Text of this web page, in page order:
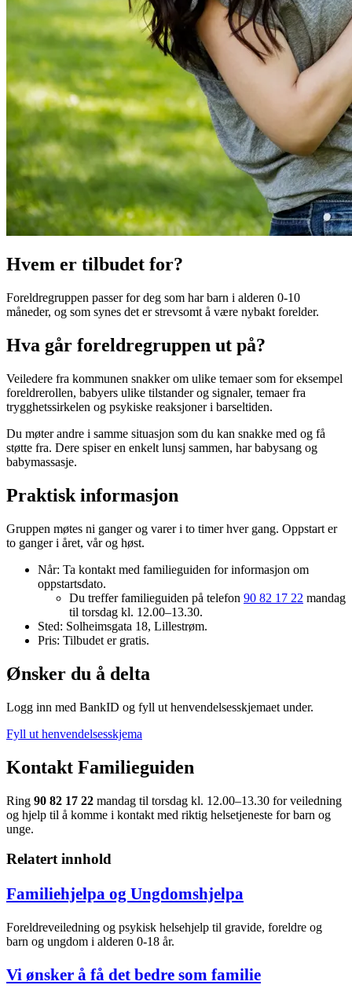
Hvem er tilbudet for?
Foreldregruppen passer for deg som har barn i alderen 0-10
måneder, og som synes det er strevsomt å være nybakt forelder.
Hva går foreldregruppen ut på?
Veiledere fra kommunen snakker om ulike temaer som for eksempel
foreldrerollen, babyers ulike tilstander og signaler, temaer fra
trygghetssirkelen og psykiske reaksjoner i barseltiden.
Du møter andre i samme situasjon som du kan snakke med og få
støtte fra. Dere spiser en enkelt lunsj sammen, har babysang og
babymassasje.
Praktisk informasjon
Gruppen møtes ni ganger og varer i to timer hver gang. Oppstart er
to ganger i året, vår og høst.
Når: Ta kontakt med familieguiden for informasjon om
oppstartsdato.
Du treffer familieguiden på telefon 90 82 17 22 mandag
til torsdag kl. 12.00–13.30.
Sted: Solheimsgata 18, Lillestrøm.
Pris: Tilbudet er gratis.
Ønsker du å delta
Logg inn med BankID og fyll ut henvendelsesskjemaet under.
Fyll ut henvendelsesskjema
Kontakt Familieguiden
Ring 90 82 17 22 mandag til torsdag kl. 12.00–13.30 for veiledning
og hjelp til å komme i kontakt med riktig helsetjeneste for barn og
unge.
Relatert innhold
Familiehjelpa og Ungdomshjelpa
Foreldreveiledning og psykisk helsehjelp til gravide, foreldre og
barn og ungdom i alderen 0-18 år.
Vi ønsker å få det bedre som familie